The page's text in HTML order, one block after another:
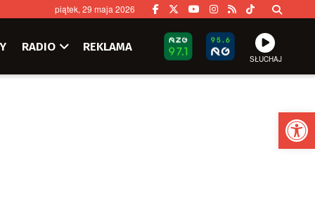
piątek, 29 maja 2026
RADIO REKLAMA
SŁUCHAJ